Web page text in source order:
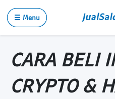
☰ Menu
CARA BELI
CRYPTO &